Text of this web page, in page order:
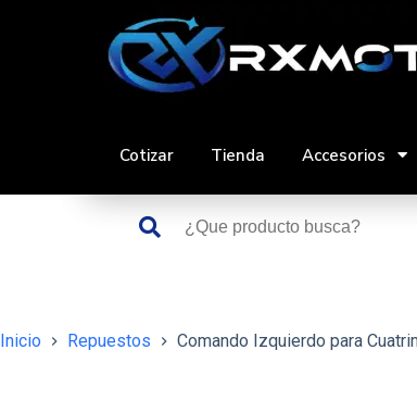
Cotizar Tienda Accesorios
Inicio Repuestos Comando Izquierdo para